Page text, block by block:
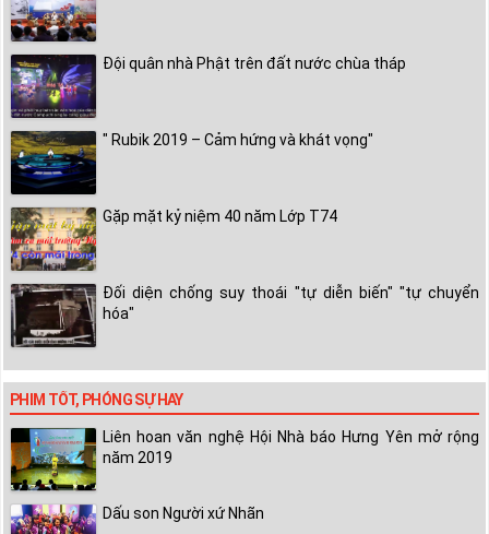
Đội quân nhà Phật trên đất nước chùa tháp
" Rubik 2019 – Cảm hứng và khát vọng"
Gặp mặt kỷ niệm 40 năm Lớp T74
Đối diện chống suy thoái "tự diễn biến" "tự chuyển
hóa"
PHIM TỐT, PHÓNG SỰ HAY
Liên hoan văn nghệ Hội Nhà báo Hưng Yên mở rộng
năm 2019
Dấu son Người xứ Nhãn